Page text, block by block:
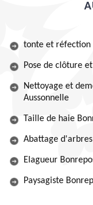
tonte et réfection
Pose de clôture
Nettoyage et
Aussonnelle
Taille de haie
Abattage
Elagueur
Paysagiste